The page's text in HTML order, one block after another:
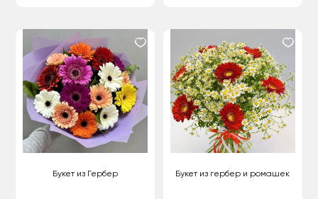
Букет из Гербер Букет из гербер и ромашек